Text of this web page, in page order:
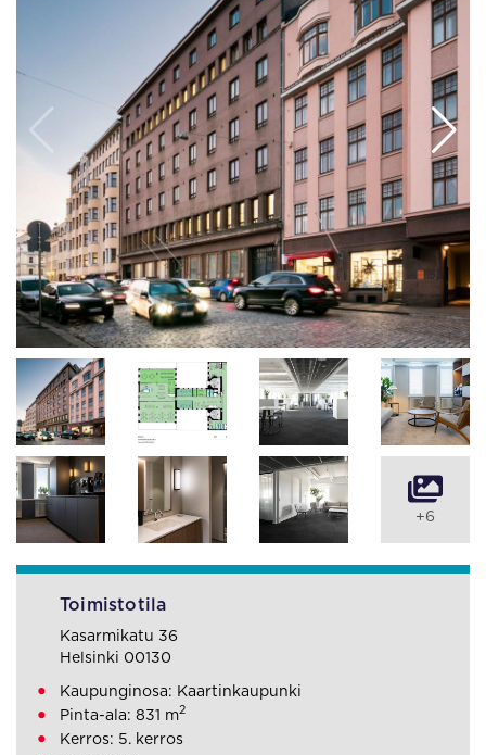
+6
Toimistotila
Kasarmikatu 36
Helsinki 00130
Kaupunginosa: Kaartinkaupunki
Pinta-ala: 831 m2
Kerros: 5. kerros